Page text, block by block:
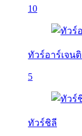
10
ทัวร์อาร์เจน
5
ทัวร์ชิลี